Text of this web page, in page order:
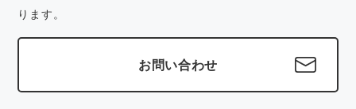
ります。
お問い合わせ